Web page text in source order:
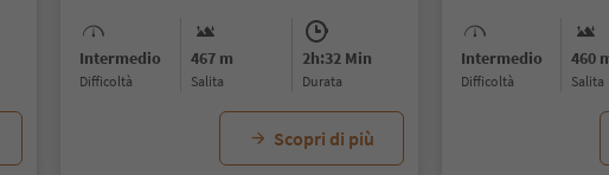
Intermedio
Difficoltà
467 m
Salita
2h:32 Min
durata
Scopri di più
Intermedio
Difficoltà
460
Salita